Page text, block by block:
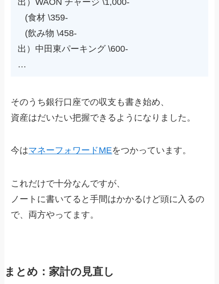
…
そのうち銀行口座での収支も書き始め、
資産はだいたい把握できるようになりました。
今はマネーフォワードMEをつかっています。
これだけで十分なんですが、
ノートに書いてると手間はかかるけど頭に入るの
で、両方やってます。
まとめ：家計の見直し